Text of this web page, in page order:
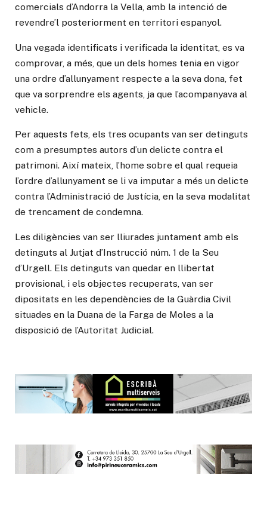
comercials d’Andorra la Vella, amb la intenció de
revendre’l posteriorment en territori espanyol.
Una vegada identificats i verificada la identitat, es va
comprovar, a més, que un dels homes tenia en vigor
una ordre d’allunyament respecte a la seva dona, fet
que va sorprendre els agents, ja que l’acompanyava al
vehicle.
Per aquests fets, els tres ocupants van ser detinguts
com a presumptes autors d’un delicte contra el
patrimoni. Així mateix, l’home sobre el qual requeia
l’ordre d’allunyament se li va imputar a més un delicte
contra l’Administració de Justícia, en la seva modalitat
de trencament de condemna.
Les diligències van ser lliurades juntament amb els
detinguts al Jutjat d’Instrucció núm. 1 de la Seu
d’Urgell. Els detinguts van quedar en llibertat
provisional, i els objectes recuperats, van ser
dipositats en les dependències de la Guàrdia Civil
situades en la Duana de la Farga de Moles a la
disposició de l’Autoritat Judicial.